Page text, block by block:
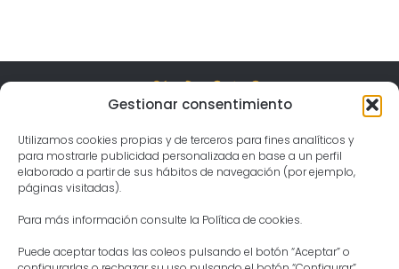
Gestionar consentimiento
Utilizamos cookies propias y de terceros para fines analíticos y
para mostrarle publicidad personalizada en base a un perfil
elaborado a partir de sus hábitos de navegación (por ejemplo,
páginas visitadas).
Para más información consulte la Política de cookies.
Puede aceptar todas las coleos pulsando el botón “Aceptar” o
04559 Las Tablas, Almería
Horario
Lunes – Domingo:
04:30 – 21:30
Contacto
Presidenta del Ashram
ashram@templodekrishna.com